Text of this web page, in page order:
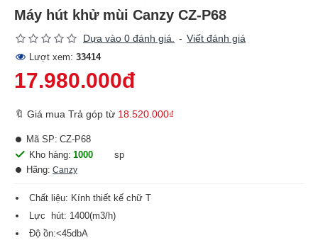
Máy hút khử mùi Canzy CZ-P68
Dựa vào 0 đánh giá. - Viết đánh giá
Lượt xem: 33414
17.980.000đ
🔖 Giá mua Trả góp từ 18.520.000₫
Kho hàng: 1000
sp
Hãng: Canzy
Mã SP: CZ-P68
Chất liệu: Kính thiết kế chữ T
Lực hút: 1400(m3/h)
Độ ồn:<45dbA